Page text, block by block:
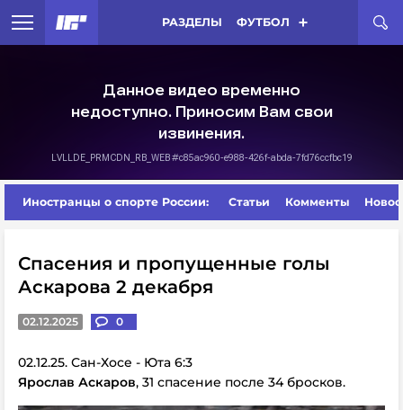
РАЗДЕЛЫ ФУТБОЛ
Иностранцы о спорте России: Статьи Комменты
Спасения и пропущенные голы
Аскарова 2 декабря
02.12.2025 0
02.12.25. Сан-Хосе - Юта 6:3
Ярослав Аскаров, 31 спасение после 34 бросков.